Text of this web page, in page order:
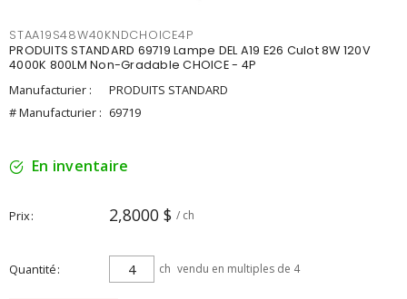
STAA19S48W40KNDCHOICE4P
PRODUITS STANDARD 69719 Lampe DEL A19 E26 Culot 8W 120V
4000K 800LM Non-Gradable CHOICE - 4P
Manufacturier :
PRODUITS STANDARD
# Manufacturier : 69719
En inventaire
Prix 2,8000 $ / ch
Quantité ch vendu en multiples de 4